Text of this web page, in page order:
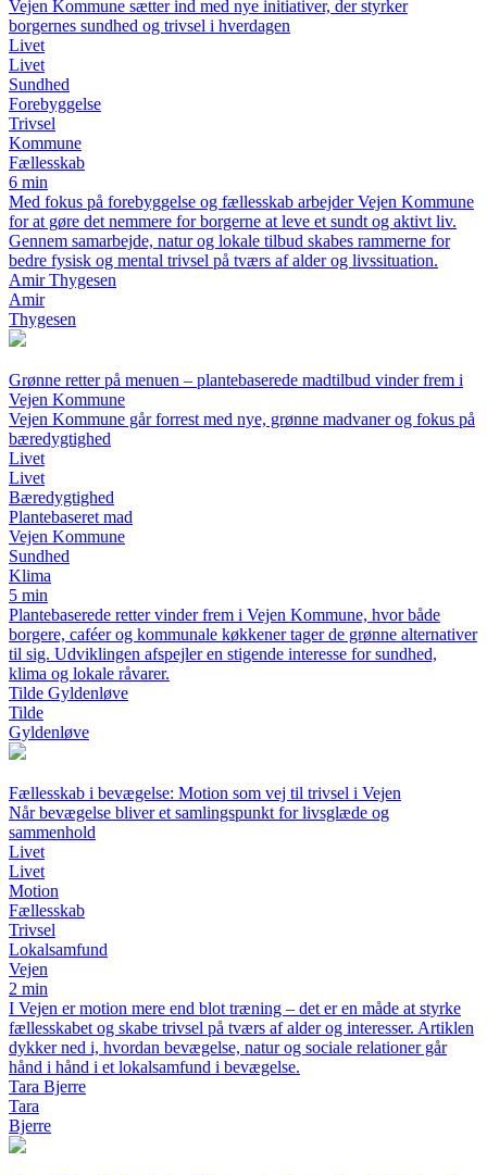
Vejen Kommune sætter ind med nye initiativer, der styrker
borgernes sundhed og trivsel i hverdagen
Livet
Livet
Sundhed
Forebyggelse
Trivsel
Kommune
Fællesskab
6 min
Med fokus på forebyggelse og fællesskab arbejder Vejen Kommune
for at gøre det nemmere for borgerne at leve et sundt og aktivt liv.
Gennem samarbejde, natur og lokale tilbud skabes rammerne for
bedre fysisk og mental trivsel på tværs af alder og livssituation.
Amir Thygesen
Amir
Thygesen
Grønne retter på menuen – plantebaserede madtilbud vinder frem i
Vejen Kommune
Vejen Kommune går forrest med nye, grønne madvaner og fokus på
bæredygtighed
Livet
Livet
Bæredygtighed
Plantebaseret mad
Vejen Kommune
Sundhed
Klima
5 min
Plantebaserede retter vinder frem i Vejen Kommune, hvor både
borgere, caféer og kommunale køkkener tager de grønne alternativer
til sig. Udviklingen afspejler en stigende interesse for sundhed,
klima og lokale råvarer.
Tilde Gyldenløve
Tilde
Gyldenløve
Fællesskab i bevægelse: Motion som vej til trivsel i Vejen
Når bevægelse bliver et samlingspunkt for livsglæde og
sammenhold
Livet
Livet
Motion
Fællesskab
Trivsel
Lokalsamfund
Vejen
2 min
I Vejen er motion mere end blot træning – det er en måde at styrke
fællesskabet og skabe trivsel på tværs af alder og interesser. Artiklen
dykker ned i, hvordan bevægelse, natur og sociale relationer går
hånd i hånd i et lokalsamfund i bevægelse.
Tara Bjerre
Tara
Bjerre